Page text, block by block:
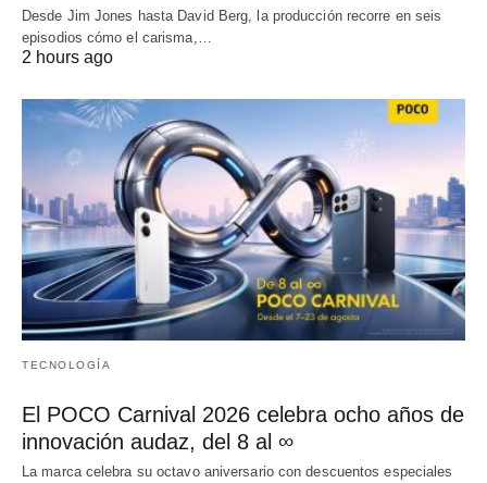
Desde Jim Jones hasta David Berg, la producción recorre en seis
episodios cómo el carisma,…
2 hours ago
TECNOLOGÍA
El POCO Carnival 2026 celebra ocho años de
innovación audaz, del 8 al ∞
La marca celebra su octavo aniversario con descuentos especiales